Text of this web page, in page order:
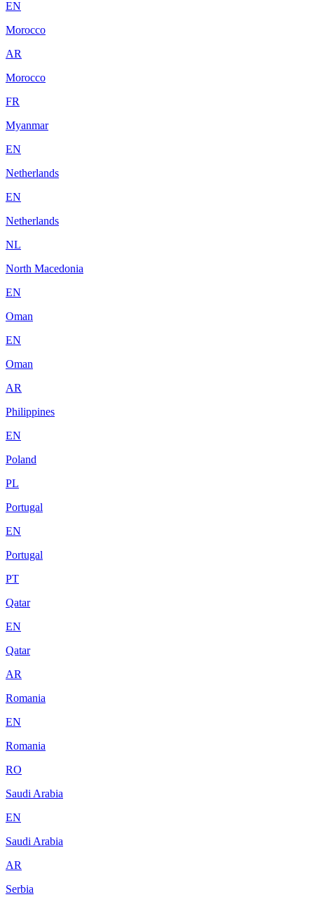
EN
Morocco
AR
Morocco
FR
Myanmar
EN
Netherlands
EN
Netherlands
NL
North Macedonia
EN
Oman
EN
Oman
AR
Philippines
EN
Poland
PL
Portugal
EN
Portugal
PT
Qatar
EN
Qatar
AR
Romania
EN
Romania
RO
Saudi Arabia
EN
Saudi Arabia
AR
Serbia